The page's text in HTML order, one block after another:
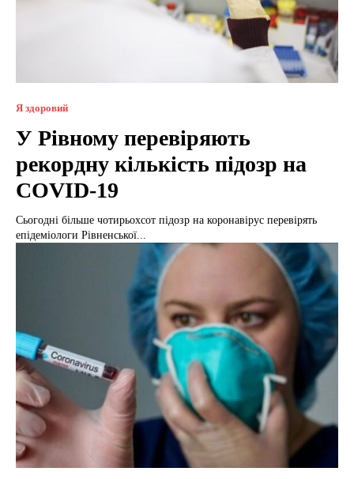
Я здоровий
У Рівному перевіряють
рекордну кількість підозр на
COVID-19
Сьогодні більше чотирьохсот підозр на коронавірус перевірять
епідеміологи Рівненської...